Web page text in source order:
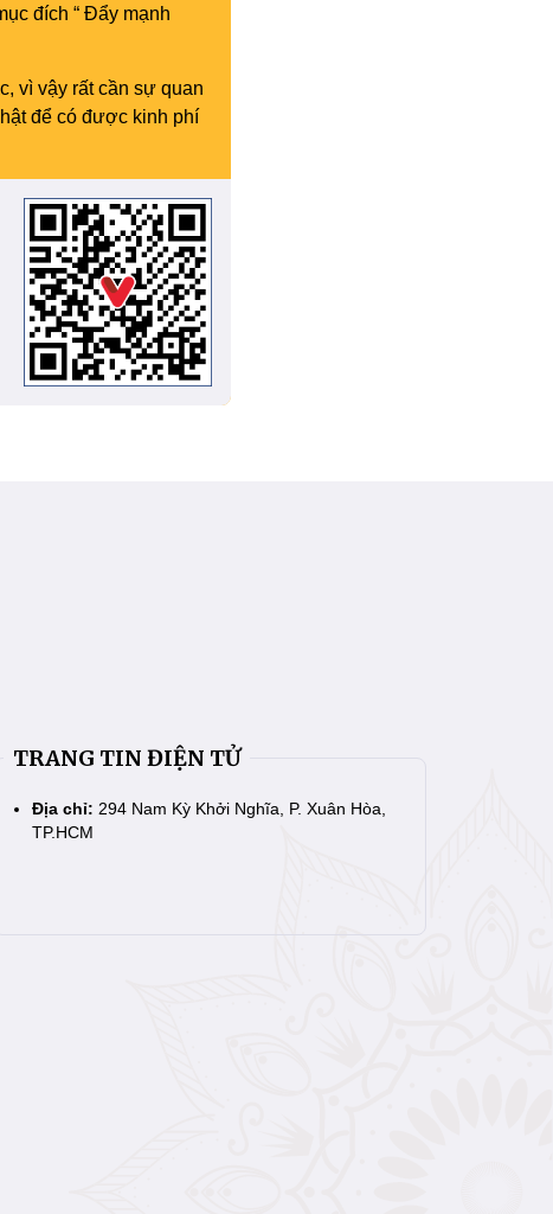
đích “ Đẩy mạnh
vì vậy rất cần sự quan
để có được kinh phí
TRANG TIN ĐIỆN TỬ
Địa chỉ: 294 Nam Kỳ Khởi Nghĩa, P. Xuân Hòa,
TP.HCM